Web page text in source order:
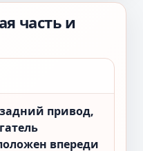
часть и
задний привод,
впереди